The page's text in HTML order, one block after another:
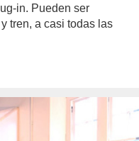
in. Pueden ser
tren, a casi todas las
author/